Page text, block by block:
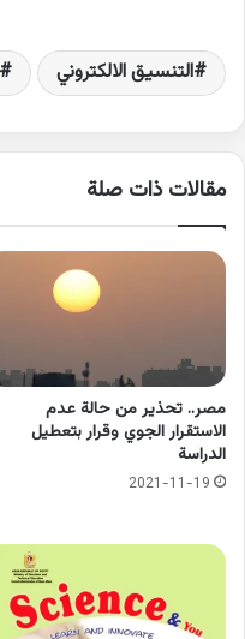
التنسيق الالكتروني
مقالات ذات صلة
مصر.. تحذير من حالة عدم
الاستقرار الجوي وقرار بتعطيل
الدراسة
2021-11-19